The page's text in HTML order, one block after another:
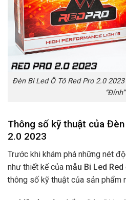
Đèn Bi Led Ô Tô Red Pro 2.0
“Đỉnh”
Thông số kỹ thuật của
2.0 2023
Trước khi khám phá những nét
như thiết kế của mẫu Bi Led Red
thông số kỹ thuật của sản phẩm